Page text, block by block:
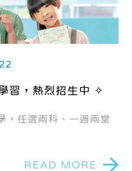
習，熱烈招生中 ✧
，任選兩科、一週兩堂
READ MORE